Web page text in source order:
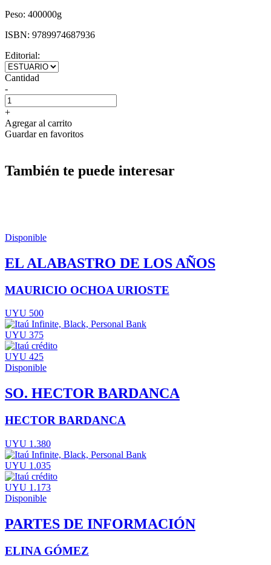
Peso: 400000g
ISBN: 9789974687936
Editorial:
Cantidad
-
+
Agregar al carrito
Guardar en favoritos
También te puede interesar
Disponible
EL ALABASTRO DE LOS AÑOS
MAURICIO OCHOA URIOSTE
UYU 500
UYU 375
UYU 425
Disponible
SO. HECTOR BARDANCA
HECTOR BARDANCA
UYU 1.380
UYU 1.035
UYU 1.173
Disponible
PARTES DE INFORMACIÓN
ELINA GÓMEZ